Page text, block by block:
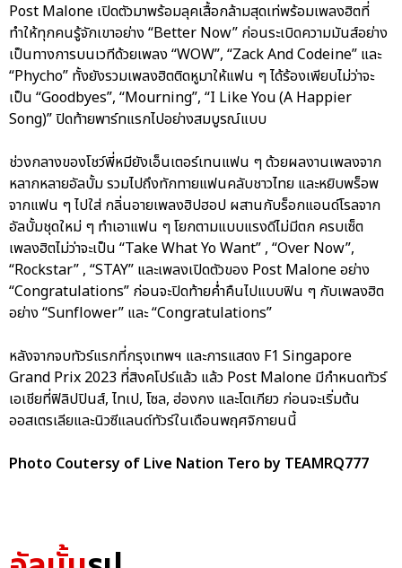
Post Malone เปิดตัวมาพร้อมลุคเสื้อกล้ามสุดเท่พร้อมเพลงฮิตที่
ทำให้ทุกคนรู้จักเขาอย่าง “Better Now” ก่อนระเบิดความมันส์อย่าง
เป็นทางการบนเวทีด้วยเพลง “WOW”, “Zack And Codeine” และ
“Phycho” ทั้งยังรวมเพลงฮิตติดหูมาให้แฟน ๆ ได้ร้องเพียบไม่ว่าจะ
เป็น “Goodbyes”, “Mourning”, “I Like You (A Happier
Song)” ปิดท้ายพาร์ทแรกไปอย่างสมบูรณ์แบบ
ช่วงกลางของโชว์พี่หมียังเอ็นเตอร์เทนแฟน ๆ ด้วยผลงานเพลงจาก
หลากหลายอัลบั้ม รวมไปถึงทักทายแฟนคลับชาวไทย และหยิบพร็อพ
จากแฟน ๆ ไปใส่ กลิ่นอายเพลงฮิปฮอป ผสานกับร็อกแอนด์โรลจาก
อัลบั้มชุดใหม่ ๆ ทำเอาแฟน ๆ โยกตามแบบแรงดีไม่มีตก ครบเซ็ต
เพลงฮิตไม่ว่าจะเป็น “Take What Yo Want” , “Over Now”,
“Rockstar” , “STAY” และเพลงเปิดตัวของ Post Malone อย่าง
“Congratulations” ก่อนจะปิดท้ายค่ำคืนไปแบบฟิน ๆ กับเพลงฮิต
อย่าง “Sunflower” และ “Congratulations”
หลังจากจบทัวร์แรกที่กรุงเทพฯ และการแสดง F1 Singapore
Grand Prix 2023 ที่สิงคโปร์แล้ว แล้ว Post Malone มีกำหนดทัวร์
เอเชียที่ฟิลิปปินส์, ไทเป, โซล, ฮ่องกง และโตเกียว ก่อนจะเริ่มต้น
ออสเตรเลียและนิวซีแลนด์ทัวร์ในเดือนพฤศจิกายนนี้
Photo Coutersy of Live Nation Tero by TEAMRQ777